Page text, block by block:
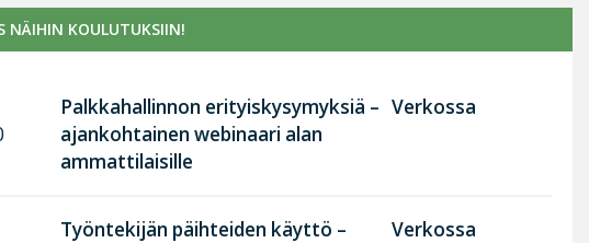
NÄIHIN KOULUTUKSIIN!
Palkkahallinnon erityiskysymyksiä –
ajankohtainen webinaari alan
ammattilaisille
Verkossa
Työntekijän päihteiden käyttö –
Verkossa